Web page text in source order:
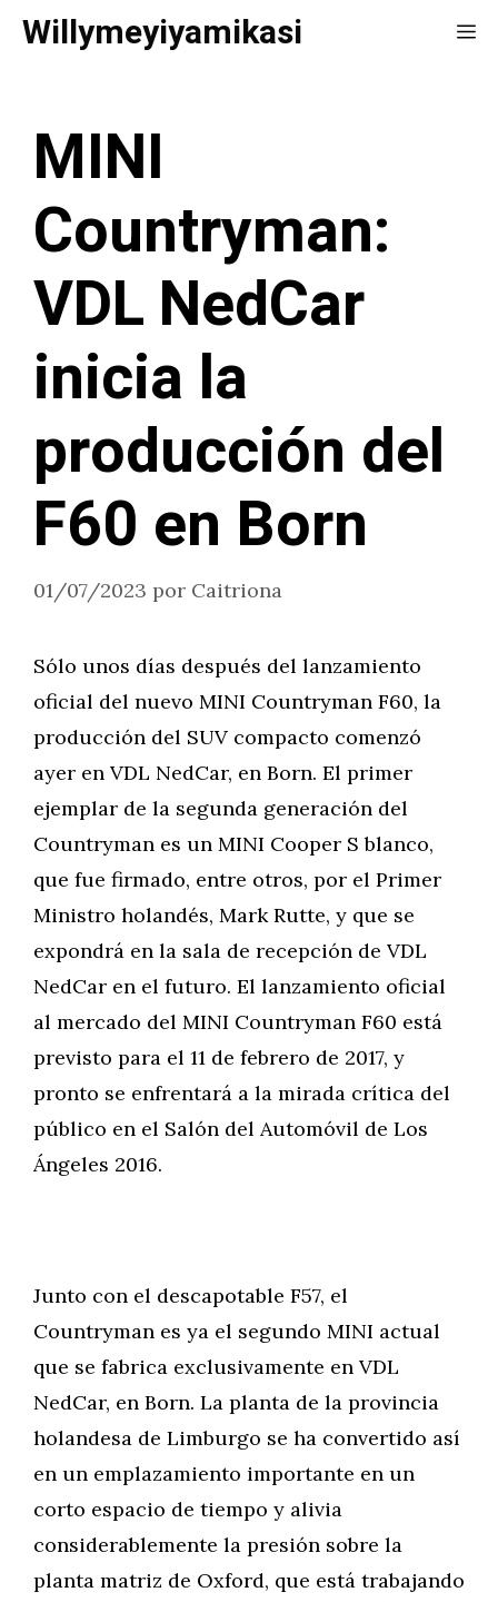
Saltar
Willymeyiyamikasi
MINI
Countryman:
VDL NedCar
inicia la
producción del
F60 en Born
01/07/2023 por Caitriona
Sólo unos días después del lanzamiento
oficial del nuevo MINI Countryman F60, la
producción del SUV compacto comenzó
ayer en VDL NedCar, en Born. El primer
ejemplar de la segunda generación del
Countryman es un MINI Cooper S blanco,
que fue firmado, entre otros, por el Primer
Ministro holandés, Mark Rutte, y que se
expondrá en la sala de recepción de VDL
NedCar en el futuro. El lanzamiento oficial
al mercado del MINI Countryman F60 está
previsto para el 11 de febrero de 2017, y
pronto se enfrentará a la mirada crítica del
público en el Salón del Automóvil de Los
Ángeles 2016.
Junto con el descapotable F57, el
Countryman es ya el segundo MINI actual
que se fabrica exclusivamente en VDL
NedCar, en Born. La planta de la provincia
holandesa de Limburgo se ha convertido así
en un emplazamiento importante en un
corto espacio de tiempo y alivia
considerablemente la presión sobre la
planta matriz de Oxford, que está trabajando